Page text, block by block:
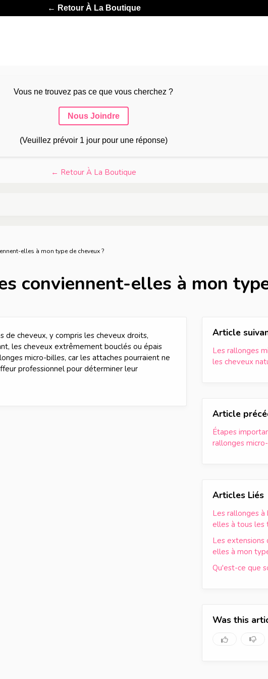
← Retour À La Boutique
Vous ne trouvez pas ce que vous cherchez ?
Nous Joindre
(Veuillez prévoir 1 jour pour une réponse)
← Retour À La Boutique
elles à mon type de cheveux ?
conviennent-elles à mon
cheveux, y compris les cheveux droits,
les cheveux extrêmement bouclés ou épais
micro-billes, car les attaches pourraient ne
professionnel pour déterminer leur
Article
Les rallonges
les cheveux
Article
Étapes
rallonges
Articles Liés
Les rallonges à
elles à tous les
Les extensions
elles à mon
Qu'est-ce que
Was this